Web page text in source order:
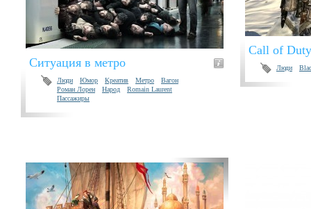
Ситуация в метро
Люди Юмор Креатив Метро
Вагон
Роман Лорен
Народ
Romain Laurent
Пассажиры
Call of
Люди